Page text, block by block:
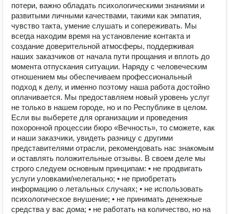
потери, важно обладать психологическими знаниями и
развитыми личными качествами, такими как эмпатия,
чувство такта, умение слушать и сопереживать. Мы
всегда находим время на установление контакта и
создание доверительной атмосферы, поддерживая
наших заказчиков от начала пути прощания и вплоть до
момента отпускания ситуации. Наряду с человеческим
отношением мы обеспечиваем профессиональный
подход к делу, и именно поэтому наша работа достойно
оплачивается. Мы предоставляем новый уровень услуг
не только в нашем городе, но и по Республике в целом.
Если вы выберете для организации и проведения
похоронной процессии бюро «Вечность», то сможете, как
и наши заказчики, увидеть разницу с другими
представителями отрасли, рекомендовать нас знакомым
и оставлять положительные отзывы. В своем деле мы
строго следуем основным принципам: • не продвигать
услуги уловками/нелегально; • не приобретать
информацию о летальных случаях; • не использовать
психологическое внушение; • не принимать денежные
средства у вас дома; • не работать на количество, но на